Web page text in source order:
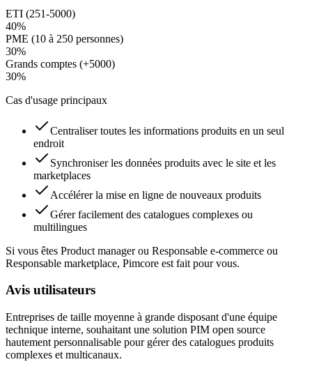
ETI (251-5000)
40%
PME (10 à 250 personnes)
30%
Grands comptes (+5000)
30%
Cas d'usage principaux
Centraliser toutes les informations produits en un seul
endroit
Synchroniser les données produits avec le site et les
marketplaces
Accélérer la mise en ligne de nouveaux produits
Gérer facilement des catalogues complexes ou
multilingues
Si vous êtes Product manager ou Responsable e-commerce ou
Responsable marketplace, Pimcore est fait pour vous.
Avis utilisateurs
Entreprises de taille moyenne à grande disposant d'une équipe
technique interne, souhaitant une solution PIM open source
hautement personnalisable pour gérer des catalogues produits
complexes et multicanaux.